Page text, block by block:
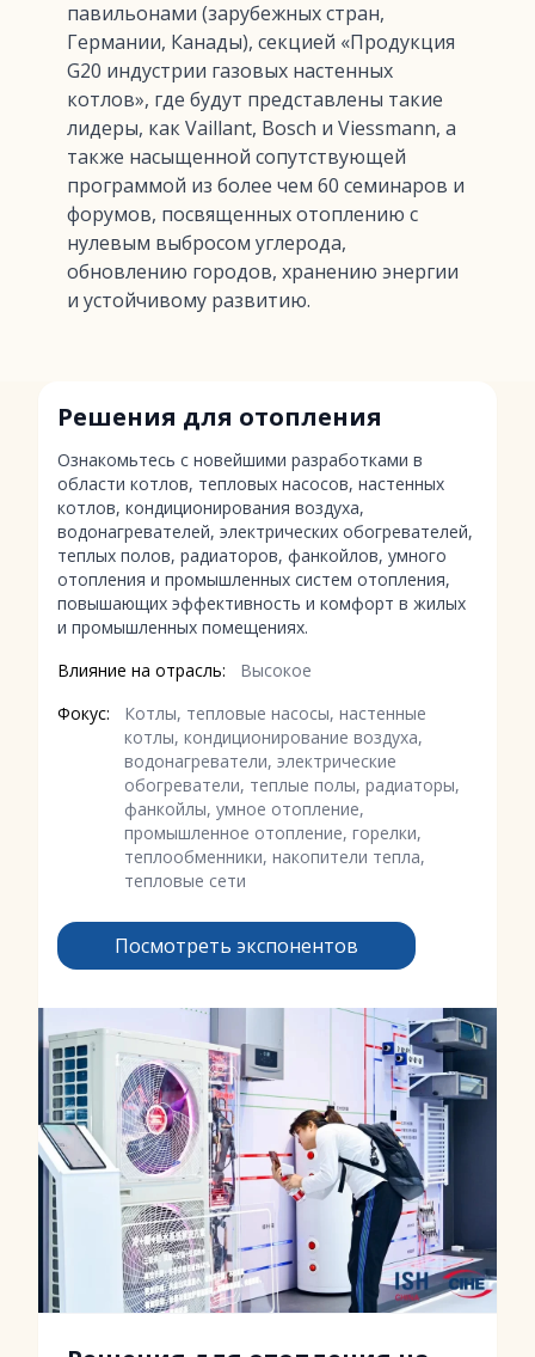
павильонами (зарубежных стран,
Германии, Канады), секцией «Продукция
G20 индустрии газовых настенных
котлов», где будут представлены такие
лидеры, как Vaillant, Bosch и Viessmann, а
также насыщенной сопутствующей
программой из более чем 60 семинаров и
форумов, посвященных отоплению с
нулевым выбросом углерода,
обновлению городов, хранению энергии
и устойчивому развитию.
Решения для отопления
Ознакомьтесь с новейшими разработками в
области котлов, тепловых насосов, настенных
котлов, кондиционирования воздуха,
водонагревателей, электрических обогревателей,
теплых полов, радиаторов, фанкойлов, умного
отопления и промышленных систем отопления,
повышающих эффективность и комфорт в жилых
и промышленных помещениях.
Влияние на отрасль:
Высокое
Фокус:
Котлы, тепловые насосы, настенные
котлы, кондиционирование воздуха,
водонагреватели, электрические
обогреватели, теплые полы, радиаторы,
фанкойлы, умное отопление,
промышленное отопление, горелки,
теплообменники, накопители тепла,
тепловые сети
Посмотреть экспонентов